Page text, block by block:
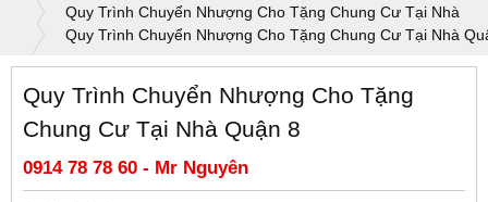
Quy Trình Chuyển Nhượng Cho Tặng Chung Cư Tại Nhà
Quy Trình Chuyển Nhượng Cho Tặng Chung Cư Tại Nhà
Quy Trình Chuyển Nhượng Cho Tặng
Chung Cư Tại Nhà Quận 8
0914 78 78 60 - Mr Nguyên